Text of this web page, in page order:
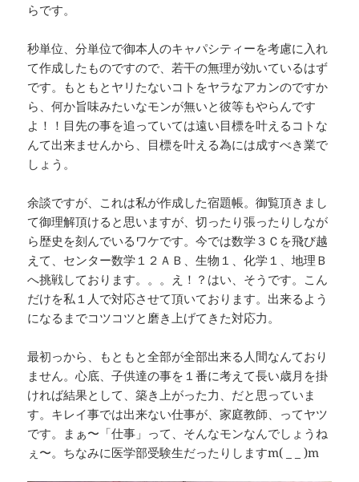
らです。
秒単位、分単位で御本人のキャパシティーを考慮に入れ
て作成したものですので、若干の無理が効いているはず
です。もともとヤリたないコトをヤラなアカンのですか
ら、何か旨味みたいなモンが無いと彼等もやらんです
よ！！目先の事を追っていては遠い目標を叶えるコトな
んて出来ませんから、目標を叶える為には成すべき業で
しょう。
余談ですが、これは私が作成した宿題帳。御覧頂きまし
て御理解頂けると思いますが、切ったり張ったりしなが
ら歴史を刻んでいるワケです。今では数学３Ｃを飛び越
えて、センター数学１２ＡＢ、生物１、化学１、地理Ｂ
へ挑戦しております。。。え！？はい、そうです。こん
だけを私１人で対応させて頂いております。出来るよう
になるまでコツコツと磨き上げてきた対応力。
最初っから、もともと全部が全部出来る人間なんており
ません。心底、子供達の事を１番に考えて長い歳月を掛
ければ結果として、築き上がった力、だと思っていま
す。キレイ事では出来ない仕事が、家庭教師、ってヤツ
です。まぁ〜「仕事」って、そんなモンなんでしょうね
ぇ〜。ちなみに医学部受験生だったりしますm( _ _ )m